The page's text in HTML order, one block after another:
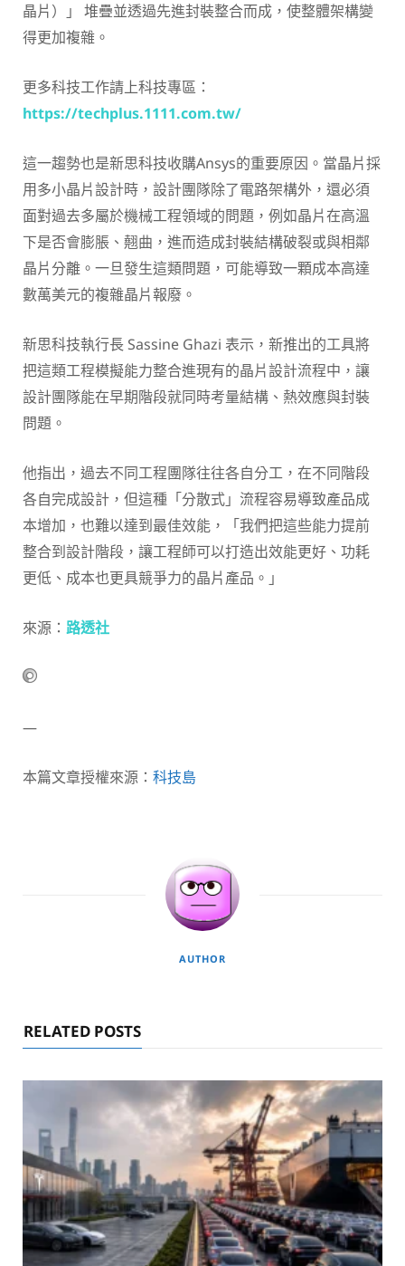
晶片）」 堆疊並透過先進封裝整合而成，使整體架構變
得更加複雜。
更多科技工作請上科技專區：
https://techplus.1111.com.tw/
這一趨勢也是新思科技收購Ansys的重要原因。當晶片採
用多小晶片設計時，設計團隊除了電路架構外，還必須
面對過去多屬於機械工程領域的問題，例如晶片在高溫
下是否會膨脹、翹曲，進而造成封裝結構破裂或與相鄰
晶片分離。一旦發生這類問題，可能導致一顆成本高達
數萬美元的複雜晶片報廢。
新思科技執行長 Sassine Ghazi 表示，新推出的工具將
把這類工程模擬能力整合進現有的晶片設計流程中，讓
設計團隊能在早期階段就同時考量結構、熱效應與封裝
問題。
他指出，過去不同工程團隊往往各自分工，在不同階段
各自完成設計，但這種「分散式」流程容易導致產品成
本增加，也難以達到最佳效能，「我們把這些能力提前
整合到設計階段，讓工程師可以打造出效能更好、功耗
更低、成本也更具競爭力的晶片產品。」
來源： 路透社
—
本篇文章授權來源： 科技島
AUTHOR
RELATED POSTS